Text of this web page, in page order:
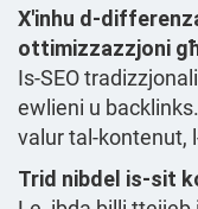
X'inhu d-
ottimizzazzjoni
Is-SEO
ewlieni u
valur tal-kontenut,
Trid nibdel is-sit